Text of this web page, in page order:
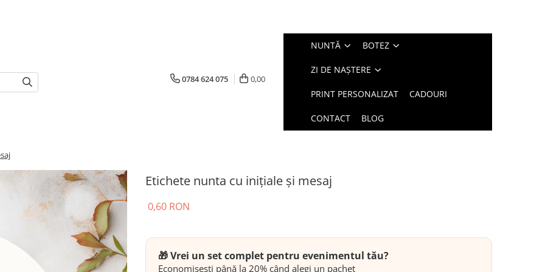
0784 624 075 0,00
NUNTĂ BOTEZ
ZI DE NAȘTERE
PRINT PERSONALIZAT CADOURI
CONTACT BLOG
Etichete nunta cu inițiale și mesaj
0,60 RON
🎁 Vrei un set complet pentru evenimentul tău?
Economisești până la 20% când alegi un pachet